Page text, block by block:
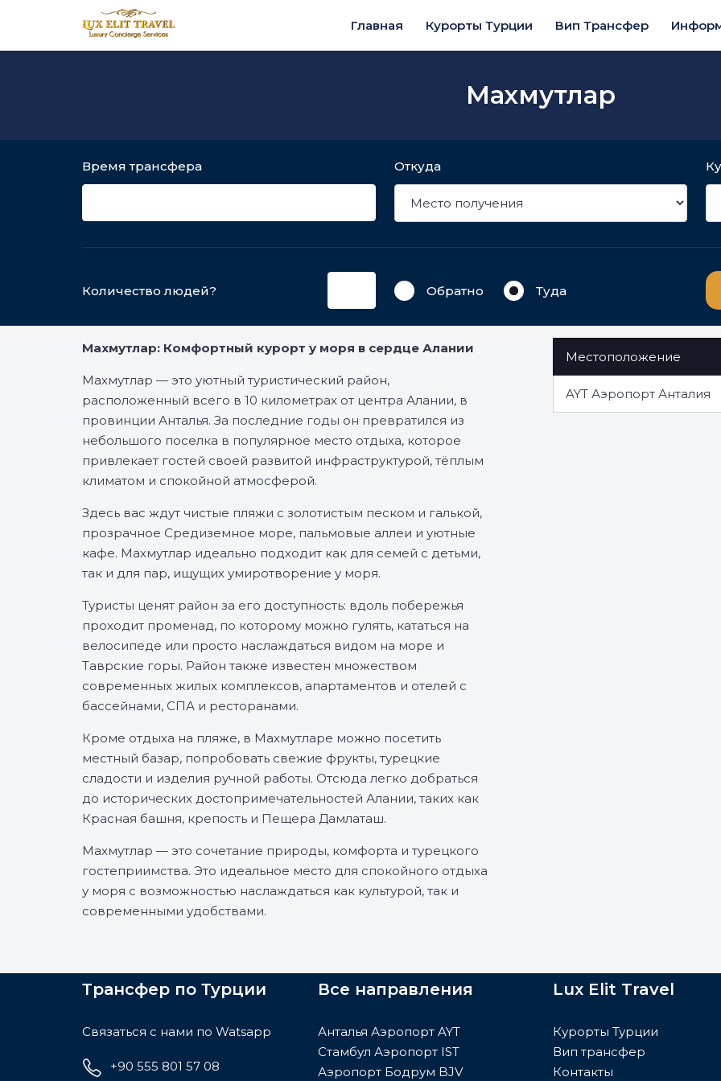
Главная Курорты Турции Вип Трансфер
Махмутлар
Время трансфера Откуда
Количество людей? Обратно Туда
Махмутлар: Комфортный курорт у моря в сердце Алании
Махмутлар — это уютный туристический район,
расположенный всего в 10 километрах от центра Алании, в
провинции Анталья. За последние годы он превратился из
небольшого поселка в популярное место отдыха, которое
привлекает гостей своей развитой инфраструктурой, тёплым
климатом и спокойной атмосферой.
Здесь вас ждут чистые пляжи с золотистым песком и галькой,
прозрачное Средиземное море, пальмовые аллеи и уютные
кафе. Махмутлар идеально подходит как для семей с детьми,
так и для пар, ищущих умиротворение у моря.
Туристы ценят район за его доступность: вдоль побережья
проходит променад, по которому можно гулять, кататься на
велосипеде или просто наслаждаться видом на море и
Таврские горы. Район также известен множеством
современных жилых комплексов, апартаментов и отелей с
бассейнами, СПА и ресторанами.
Кроме отдыха на пляже, в Махмутларе можно посетить
местный базар, попробовать свежие фрукты, турецкие
сладости и изделия ручной работы. Отсюда легко добраться
до исторических достопримечательностей Алании, таких как
Красная башня, крепость и Пещера Дамлаташ.
Махмутлар — это сочетание природы, комфорта и турецкого
гостеприимства. Это идеальное место для спокойного отдыха
у моря с возможностью наслаждаться как культурой, так и
современными удобствами.
Местоположение
AYT Аэропорт Анталия
Трансфер по Турции
Связаться с нами по Watsapp
+90 555 801 57 08
Все направления
Анталья Аэропорт AYT
Стамбул Аэропорт IST
Аэропорт Бодрум BJV
Lux Elit Travel
Курорты Турции
Вип трансфер
Контакты